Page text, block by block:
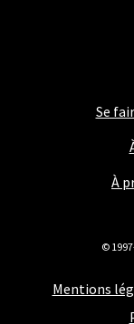
Se
À
Mentions
©